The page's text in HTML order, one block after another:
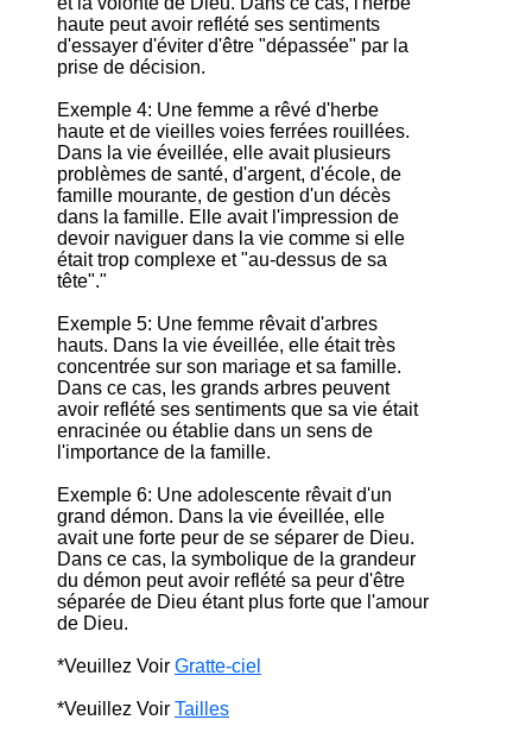
haute peut avoir reflété ses sentiments
d'essayer d'éviter d'être "dépassée" par la
prise de décision.
Exemple 4: Une femme a rêvé d'herbe
haute et de vieilles voies ferrées rouillées.
Dans la vie éveillée, elle avait plusieurs
problèmes de santé, d'argent, d'école, de
famille mourante, de gestion d'un décès
dans la famille. Elle avait l'impression de
devoir naviguer dans la vie comme si elle
était trop complexe et "au-dessus de sa
tête"."
Exemple 5: Une femme rêvait d'arbres
hauts. Dans la vie éveillée, elle était très
concentrée sur son mariage et sa famille.
Dans ce cas, les grands arbres peuvent
avoir reflété ses sentiments que sa vie était
enracinée ou établie dans un sens de
l'importance de la famille.
Exemple 6: Une adolescente rêvait d'un
grand démon. Dans la vie éveillée, elle
avait une forte peur de se séparer de Dieu.
Dans ce cas, la symbolique de la grandeur
du démon peut avoir reflété sa peur d'être
séparée de Dieu étant plus forte que l'amour
de Dieu.
*Veuillez Voir Gratte-ciel
*Veuillez Voir Tailles